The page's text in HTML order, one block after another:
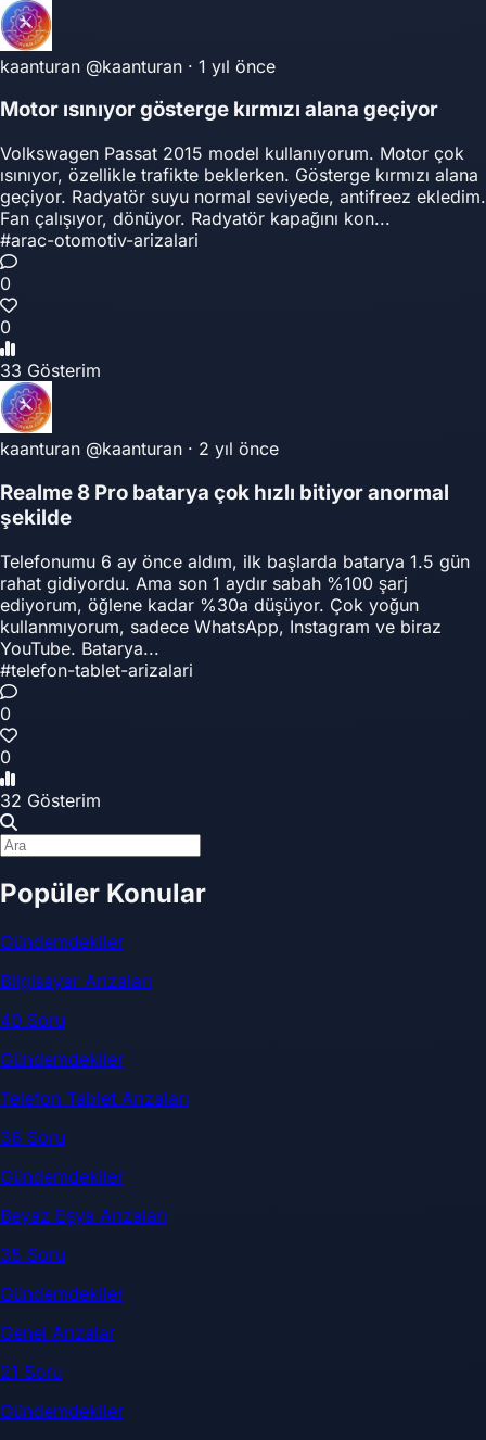
kaanturan @kaanturan · 1 yıl önce
Motor ısınıyor gösterge kırmızı alana geçiyor
Volkswagen Passat 2015 model kullanıyorum. Motor çok
ısınıyor, özellikle trafikte beklerken. Gösterge kırmızı alana
geçiyor. Radyatör suyu normal seviyede, antifreez ekledim.
Fan çalışıyor, dönüyor. Radyatör kapağını kon...
#arac-otomotiv-arizalari
0
0
33 Gösterim
kaanturan @kaanturan · 2 yıl önce
Realme 8 Pro batarya çok hızlı bitiyor anormal
şekilde
Telefonumu 6 ay önce aldım, ilk başlarda batarya 1.5 gün
rahat gidiyordu. Ama son 1 aydır sabah %100 şarj
ediyorum, öğlene kadar %30a düşüyor. Çok yoğun
kullanmıyorum, sadece WhatsApp, Instagram ve biraz
YouTube. Batarya...
#telefon-tablet-arizalari
0
0
32 Gösterim
Popüler Konular
Gündemdekiler
Bilgisayar Arızaları
40 Soru
Gündemdekiler
Telefon Tablet Arızaları
36 Soru
Gündemdekiler
Beyaz Eşya Arızaları
35 Soru
Gündemdekiler
Genel Arızalar
21 Soru
Gündemdekiler